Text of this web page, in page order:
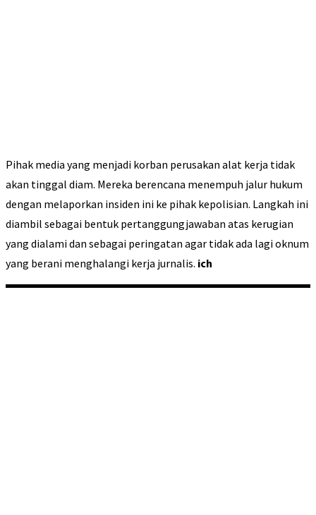
Pihak media yang menjadi korban perusakan alat kerja tidak
akan tinggal diam. Mereka berencana menempuh jalur hukum
dengan melaporkan insiden ini ke pihak kepolisian. Langkah ini
diambil sebagai bentuk pertanggungjawaban atas kerugian
yang dialami dan sebagai peringatan agar tidak ada lagi oknum
yang berani menghalangi kerja jurnalis. ich